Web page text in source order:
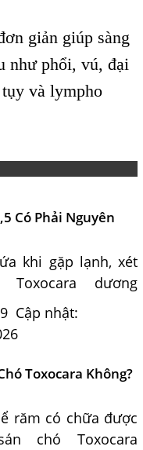
giản giúp sàng
như phổi, vú, đại
và lympho
Có Phải Nguyên
khi gặp lạnh, xét
Toxocara dương
có phải nguyên
sĩ Bác sĩ Nguyễn
phòng ngừa sán...
Cập nhật:
Toxocara Không?
răm có chữa được
chó Toxocara